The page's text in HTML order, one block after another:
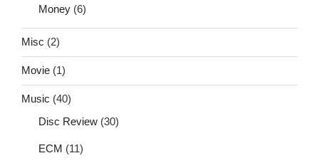
Money (6)
Misc (2)
Movie (1)
Music (40)
Disc Review (30)
ECM (11)